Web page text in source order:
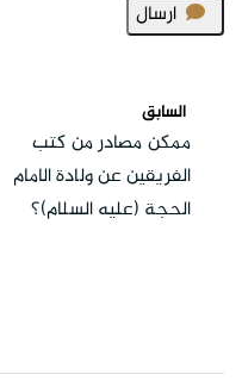
ارسال
السابق
ممكن مصادر من كتب
الفريقين عن ولادة الامام
الحجة (عليه السلام)؟